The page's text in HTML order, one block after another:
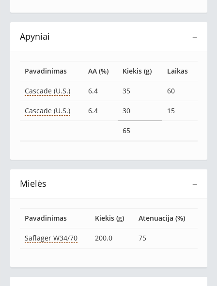
−
Apyniai
Pavadinimas AA (%) Kiekis (g) Laikas
Cascade (U.S.) 6.4 35 60
Cascade (U.S.) 6.4 30 15
65
−
Mielės
Pavadinimas Kiekis (g) Atenuacija (%)
Saflager W34/70 200.0 75